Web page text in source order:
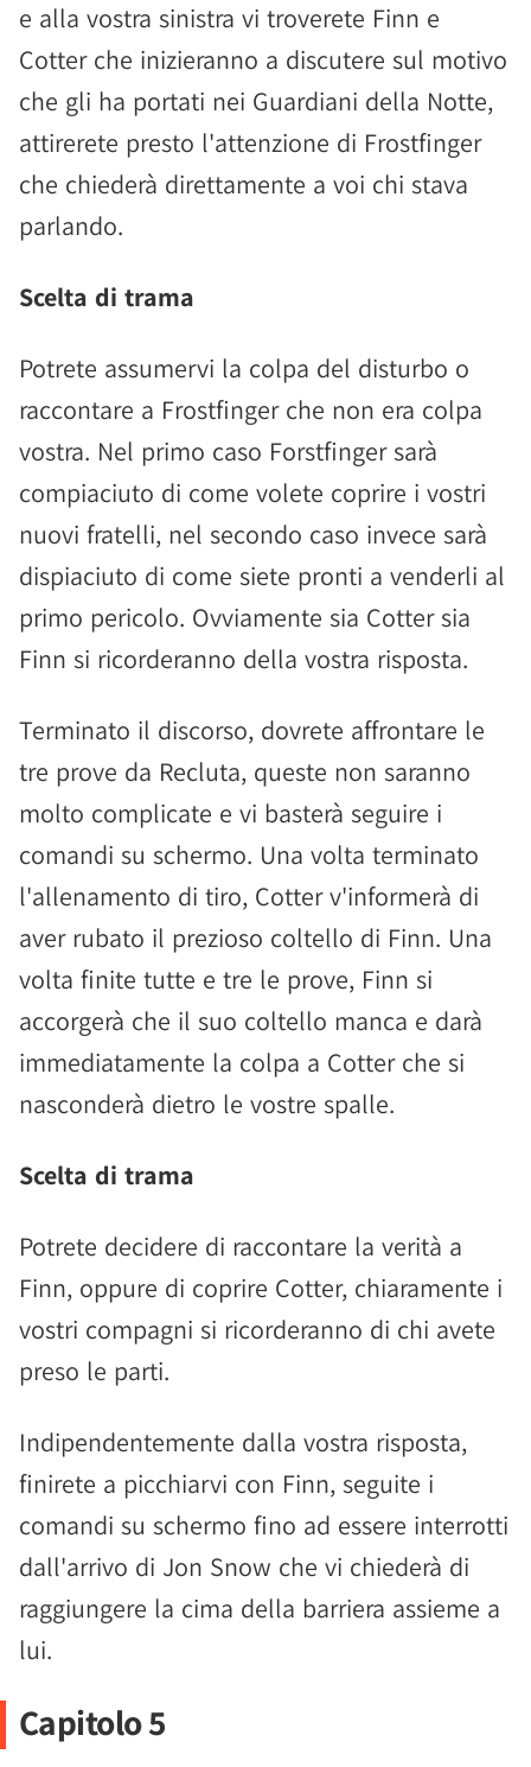
e alla vostra sinistra vi troverete Finn e
Cotter che inizieranno a discutere sul motivo
che gli ha portati nei Guardiani della Notte,
attirerete presto l'attenzione di Frostfinger
che chiederà direttamente a voi chi stava
parlando.
Scelta di trama
Potrete assumervi la colpa del disturbo o
raccontare a Frostfinger che non era colpa
vostra. Nel primo caso Forstfinger sarà
compiaciuto di come volete coprire i vostri
nuovi fratelli, nel secondo caso invece sarà
dispiaciuto di come siete pronti a venderli al
primo pericolo. Ovviamente sia Cotter sia
Finn si ricorderanno della vostra risposta.
Terminato il discorso, dovrete affrontare le
tre prove da Recluta, queste non saranno
molto complicate e vi basterà seguire i
comandi su schermo. Una volta terminato
l'allenamento di tiro, Cotter v'informerà di
aver rubato il prezioso coltello di Finn. Una
volta finite tutte e tre le prove, Finn si
accorgerà che il suo coltello manca e darà
immediatamente la colpa a Cotter che si
nasconderà dietro le vostre spalle.
Scelta di trama
Potrete decidere di raccontare la verità a
Finn, oppure di coprire Cotter, chiaramente i
vostri compagni si ricorderanno di chi avete
preso le parti.
Indipendentemente dalla vostra risposta,
finirete a picchiarvi con Finn, seguite i
comandi su schermo fino ad essere interrotti
dall'arrivo di Jon Snow che vi chiederà di
raggiungere la cima della barriera assieme a
lui.
Capitolo 5